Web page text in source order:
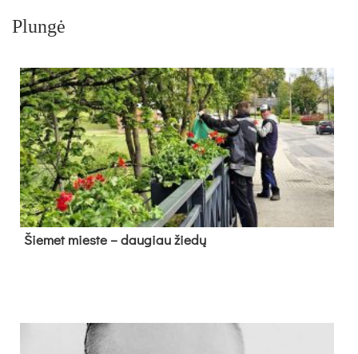
Plungė
Šie­met mies­te – dau­giau žie­dų